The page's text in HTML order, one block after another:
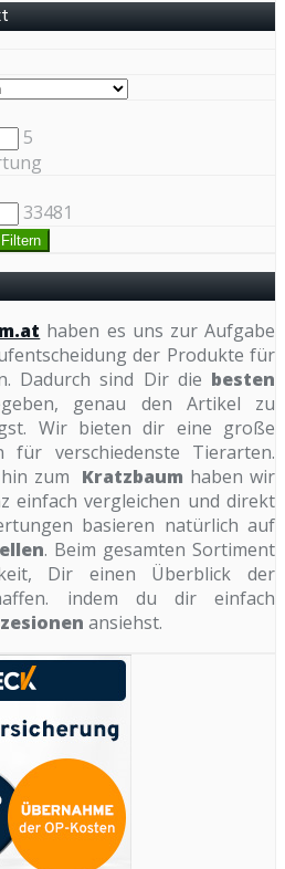
5
33481
haben es uns zur Aufgabe
der Produkte für
Dadurch sind Dir die besten
genau den Artikel zu
Wir bieten dir eine große
für verschiedenste Tierarten.
zum Kratzbaum haben wir
einfach vergleichen und direkt
basieren natürlich auf
. Beim gesamten Sortiment
Dir einen Überblick der
indem du dir einfach
ansiehst.